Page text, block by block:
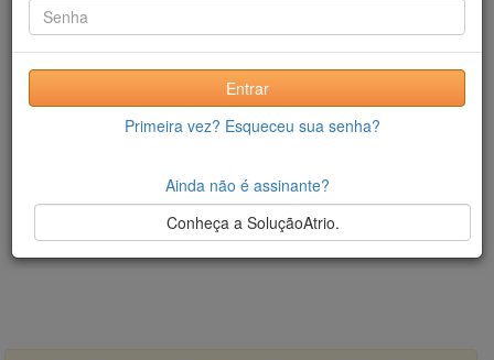
Entrar
Primeira vez? Esqueceu sua senha?
Ainda não é assinante?
Conheça a SoluçãoAtrio.